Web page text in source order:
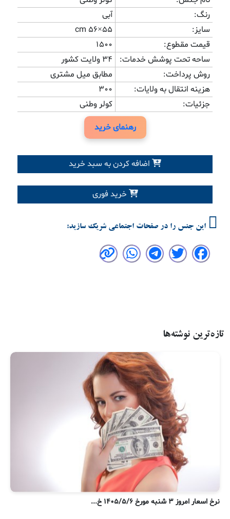
رنگ:
آبی
سایز:
cm ۵۶×۵۵
قیمت مقطوع:
1500
ساحه تحت پوشش خدمات:
34 ولایت کشور
روش پرداخت:
مطابق میل مشتری
هزینه انتقال به ولایات:
300
جزئیات:
کولر وطنی
رهنمای خرید
اضافه کردن به سبد خرید
خرید فوری
این جنس را در صفحات اجتماعی شریک سازید:
تازه‌ترین نوشته‌ها
نرخ اسعار امروز ۳ شنبه مورخ ۱۴۰۵/۵/۶ خ...